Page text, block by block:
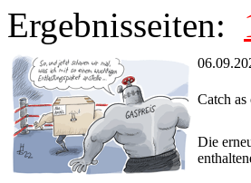
Ergebnisseiten:
Catch as
Die